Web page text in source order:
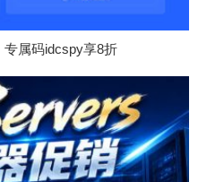
专属码idcspy享8折